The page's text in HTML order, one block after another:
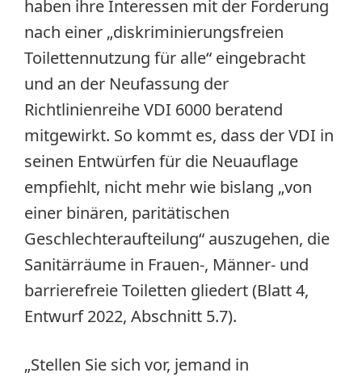
haben ihre Interessen mit der Forderung
nach einer „diskriminierungsfreien
Toilettennutzung für alle“ eingebracht
und an der Neufassung der
Richtlinienreihe VDI 6000 beratend
mitgewirkt. So kommt es, dass der VDI in
seinen Entwürfen für die Neuauflage
empfiehlt, nicht mehr wie bislang „von
einer binären, paritätischen
Geschlechteraufteilung“ auszugehen, die
Sanitärräume in Frauen-, Männer- und
barrierefreie Toiletten gliedert (Blatt 4,
Entwurf 2022, Abschnitt 5.7).
„Stellen Sie sich vor, jemand in